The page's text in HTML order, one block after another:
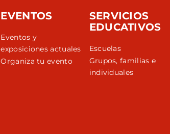
EVENTOS
Eventos y
exposiciones actuales
Organiza tu evento
SERVICIOS
EDUCATIVOS
Escuelas
Grupos, familias e
individuales